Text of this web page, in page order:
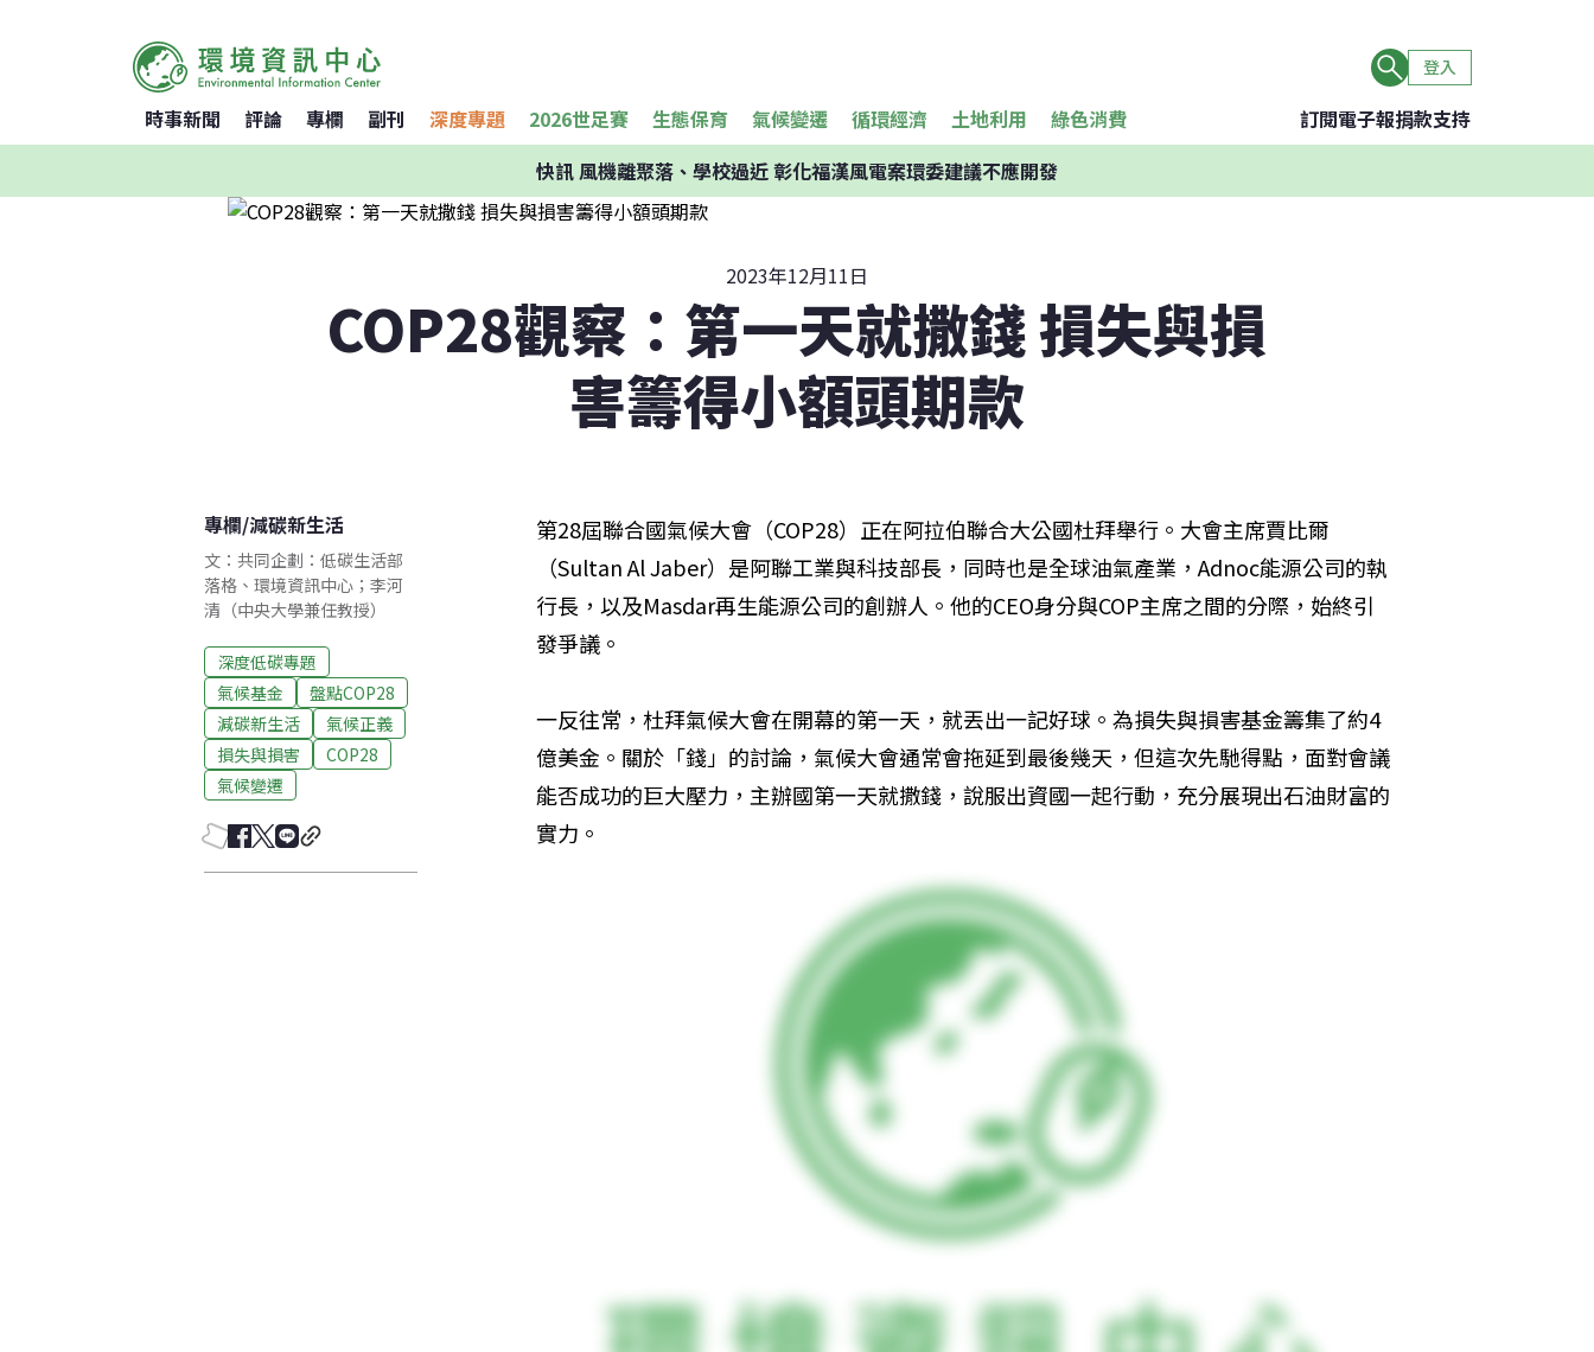
登入
時事新聞 評論 專欄 副刊 深度專題 2026世足賽 生態保育 氣候變遷 循環經濟 土地利用 綠色消費 訂閱電子報捐款支持
快訊風機離聚落、學校過近 彰化福漢風電案環委建議不應開發
2023年12月11日
COP28觀察：第一天就撒錢 損失與損
害籌得小額頭期款
專欄/減碳新生活
文：共同企劃：低碳生活部
落格、環境資訊中心；李河
清（中央大學兼任教授）
深度低碳專題
氣候基金
盤點COP28
減碳新生活
氣候正義
損失與損害
COP28
氣候變遷
第28屆聯合國氣候大會（COP28）正在阿拉伯聯合大公國杜拜舉行。大會主席賈比爾
（Sultan Al Jaber）是阿聯工業與科技部長，同時也是全球油氣產業，Adnoc能源公司的執
行長，以及Masdar再生能源公司的創辦人。他的CEO身分與COP主席之間的分際，始終引
發爭議。
一反往常，杜拜氣候大會在開幕的第一天，就丟出一記好球。為損失與損害基金籌集了約4
億美金。關於「錢」的討論，氣候大會通常會拖延到最後幾天，但這次先馳得點，面對會議
能否成功的巨大壓力，主辦國第一天就撒錢，說服出資國一起行動，充分展現出石油財富的
實力。